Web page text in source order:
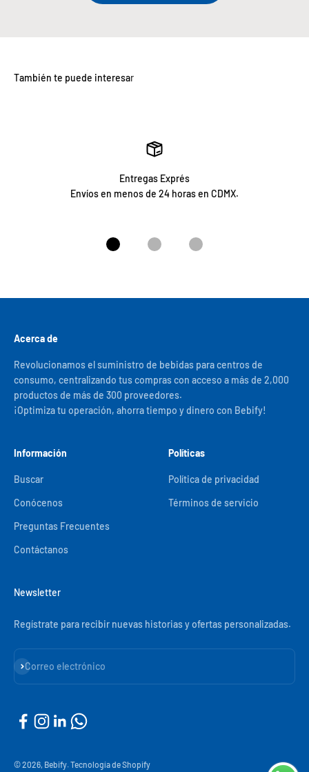
Entregas Exprés
Envíos en menos de 24 horas en CDMX.
Ir al artículo 1Ir al artículo 2Ir al artículo 3
Acerca de
Revolucionamos el suministro de bebidas para centros de
consumo, centralizando tus compras con acceso a más de 2,000
productos de más de 300 proveedores.
¡Optimiza tu operación, ahorra tiempo y dinero con Bebify!
Información
Buscar
Conócenos
Preguntas Frecuentes
Contáctanos
Políticas
Política de privacidad
Términos de servicio
Newsletter
Regístrate para recibir nuevas historias y ofertas personalizadas.
Correo electrónico
Suscribirse
© 2026, Bebify.Tecnología de Shopify